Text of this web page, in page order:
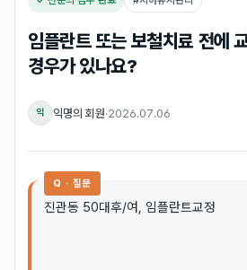
임플란트 또는 보철치료 전에
경우가 있나요?
익 익명의 회원·2026.07.06
Q · 질문
진관동 50대후/여, 임플란트교정